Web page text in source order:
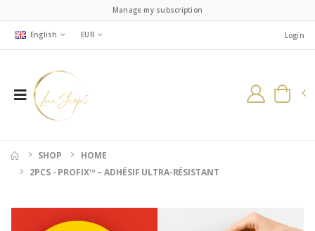
Manage my subscription
English EUR Login
SHOP
HOME
2PCS - PROFIX™ – ADHÉSIF ULTRA-RÉSISTANT